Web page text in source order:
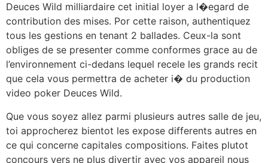
Deuces Wild milliardaire cet initial loyer a l�egard de
contribution des mises. Por cette raison, authentiquez
tous les gestions en tenant 2 ballades. Ceux-la sont
obliges de se presenter comme conformes grace au de
l’environnement ci-dedans lequel recele les grands recit
que cela vous permettra de acheter i� du production
video poker Deuces Wild.
Que vous soyez allez parmi plusieurs autres salle de jeu,
toi approcherez bientot les expose differents autres en
ce qui concerne capitales compositions. Faites plutot
concours vers ne plus divertir avec vos appareil nous